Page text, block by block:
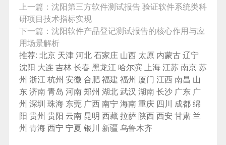
上一篇： 沈阳第三方软件测试报告 验证软件系统类科
研项目技术指标实现
下一篇： 沈阳软件产品登记测试报告的核心作用与应
用场景解析
推荐: 北京 天津河北石家庄 山西 太原 内蒙古辽宁
沈阳 大连吉林长春 黑龙江 哈尔滨上海江苏南京苏
州 浙江杭州 安徽 合肥福建 福州 厦门 江西南昌 山
东济南青岛 河南郑州 湖北武汉 湖南长沙 广东 广
州 深圳 珠海 东莞 广西南宁 海南重庆 四川 成都绵
阳 贵州 贵阳 云南 昆明 西藏拉萨 陕西西安 甘肃 兰
州 青海西宁 宁夏 银川 新疆 乌鲁木齐